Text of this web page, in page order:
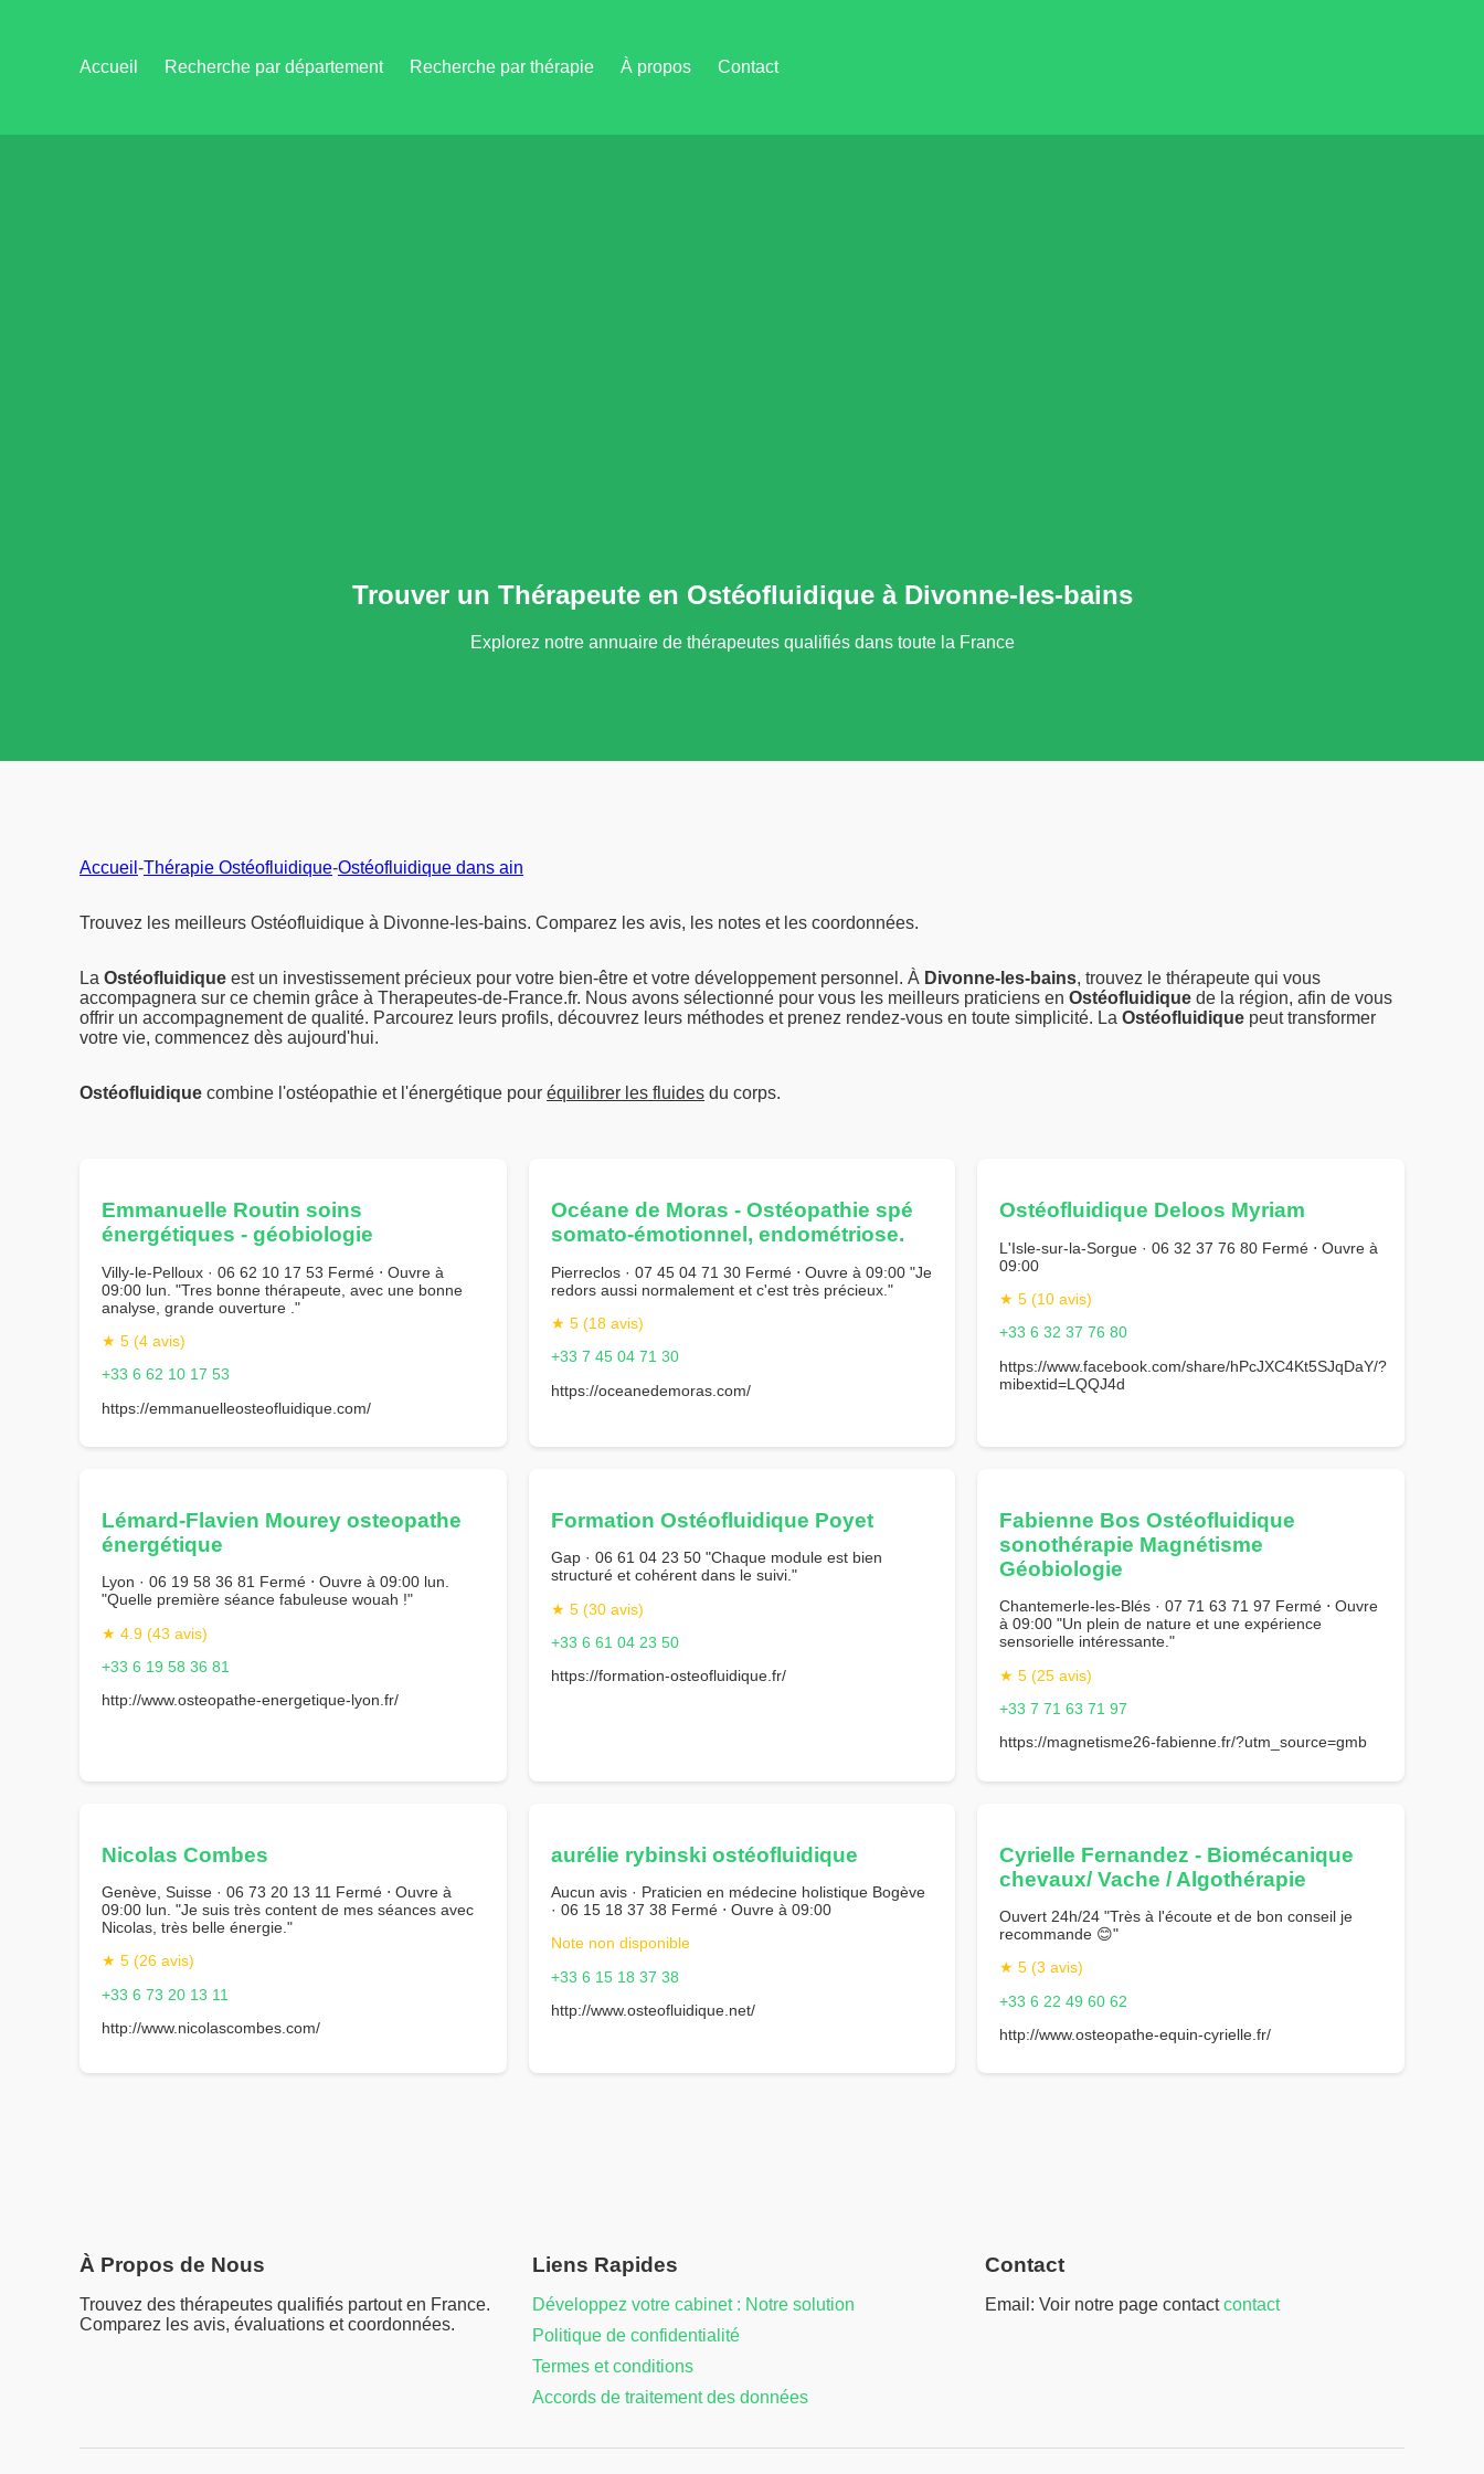
Accueil Recherche par département Recherche par thérapie À propos Contact
Trouver un Thérapeute en Ostéofluidique à Divonne-les-bains
Explorez notre annuaire de thérapeutes qualifiés dans toute la France
Accueil -Thérapie Ostéofluidique-Ostéofluidique dans ain
Trouvez les meilleurs Ostéofluidique à Divonne-les-bains. Comparez les avis, les notes et les coordonnées.
La Ostéofluidique est un investissement précieux pour votre bien-être et votre développement personnel. À Divonne-les-bains, trouvez le thérapeute qui vous
accompagnera sur ce chemin grâce à Therapeutes-de-France.fr. Nous avons sélectionné pour vous les meilleurs praticiens en Ostéofluidique de la région, afin de vous
offrir un accompagnement de qualité. Parcourez leurs profils, découvrez leurs méthodes et prenez rendez-vous en toute simplicité. La Ostéofluidique peut transformer
votre vie, commencez dès aujourd'hui.
Ostéofluidique combine l'ostéopathie et l'énergétique pour équilibrer les fluides du corps.
Emmanuelle Routin soins
énergétiques - géobiologie
Villy-le-Pelloux · 06 62 10 17 53 Fermé ⋅ Ouvre à
09:00 lun. "Tres bonne thérapeute, avec une bonne
analyse, grande ouverture ."
★ 5 (4 avis)
+33 6 62 10 17 53
https://emmanuelleosteofluidique.com/
Océane de Moras - Ostéopathie spé
somato-émotionnel, endométriose.
Pierreclos · 07 45 04 71 30 Fermé ⋅ Ouvre à 09:00 "Je
redors aussi normalement et c'est très précieux."
★ 5 (18 avis)
+33 7 45 04 71 30
https://oceanedemoras.com/
Ostéofluidique Deloos Myriam
L'Isle-sur-la-Sorgue · 06 32 37 76 80 Fermé ⋅ Ouvre à
09:00
★ 5 (10 avis)
+33 6 32 37 76 80
https://www.facebook.com/share/hPcJXC4Kt5SJqDaY/?
mibextid=LQQJ4d
Lémard-Flavien Mourey osteopathe
énergétique
Lyon · 06 19 58 36 81 Fermé ⋅ Ouvre à 09:00 lun.
"Quelle première séance fabuleuse wouah !"
★ 4.9 (43 avis)
+33 6 19 58 36 81
http://www.osteopathe-energetique-lyon.fr/
Formation Ostéofluidique Poyet
Gap · 06 61 04 23 50 "Chaque module est bien
structuré et cohérent dans le suivi."
★ 5 (30 avis)
+33 6 61 04 23 50
https://formation-osteofluidique.fr/
Fabienne Bos Ostéofluidique
sonothérapie Magnétisme
Géobiologie
Chantemerle-les-Blés · 07 71 63 71 97 Fermé ⋅ Ouvre
à 09:00 "Un plein de nature et une expérience
sensorielle intéressante."
★ 5 (25 avis)
+33 7 71 63 71 97
https://magnetisme26-fabienne.fr/?utm_source=gmb
Nicolas Combes
Genève, Suisse · 06 73 20 13 11 Fermé ⋅ Ouvre à
09:00 lun. "Je suis très content de mes séances avec
Nicolas, très belle énergie."
★ 5 (26 avis)
+33 6 73 20 13 11
http://www.nicolascombes.com/
aurélie rybinski ostéofluidique
Aucun avis · Praticien en médecine holistique Bogève
· 06 15 18 37 38 Fermé ⋅ Ouvre à 09:00
Note non disponible
+33 6 15 18 37 38
http://www.osteofluidique.net/
Cyrielle Fernandez - Biomécanique
chevaux/ Vache / Algothérapie
Ouvert 24h/24 "Très à l'écoute et de bon conseil je
recommande 😊"
★ 5 (3 avis)
+33 6 22 49 60 62
http://www.osteopathe-equin-cyrielle.fr/
À Propos de Nous
Trouvez des thérapeutes qualifiés partout en France.
Comparez les avis, évaluations et coordonnées.
Liens Rapides
Développez votre cabinet : Notre solution
Politique de confidentialité
Termes et conditions
Accords de traitement des données
Contact
Email: Voir notre page contactcontact